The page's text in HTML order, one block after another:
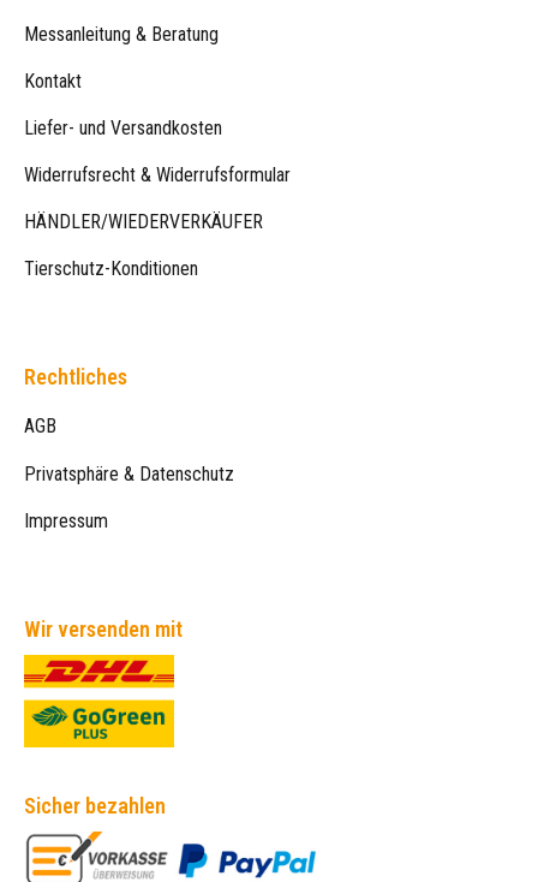
Messanleitung & Beratung
Kontakt
Liefer- und Versandkosten
Widerrufsrecht & Widerrufsformular
HÄNDLER/WIEDERVERKÄUFER
Tierschutz-Konditionen
Rechtliches
AGB
Privatsphäre & Datenschutz
Impressum
Wir versenden mit
Sicher bezahlen